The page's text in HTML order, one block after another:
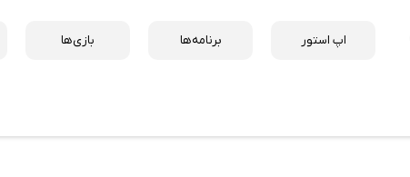
اپ استور برنامه‌ها بازی‌ها